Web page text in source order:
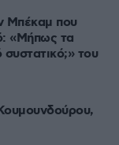
Μπέκαμ που
«Μήπως τα
συστατικό;» του